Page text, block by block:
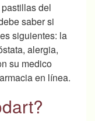
del
saber si
siguientes: la
alergia,
su medico
en línea.